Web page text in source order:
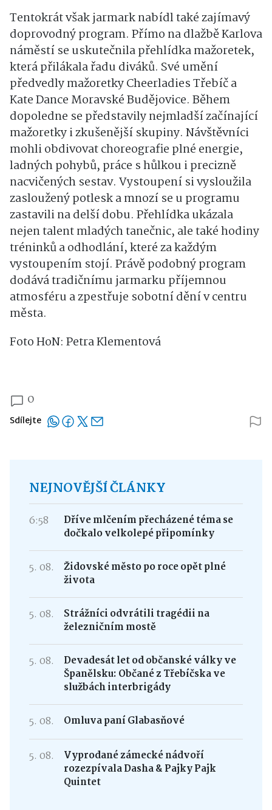
Tentokrát však jarmark nabídl také zajímavý
doprovodný program. Přímo na dlažbě Karlova
náměstí se uskutečnila přehlídka mažoretek,
která přilákala řadu diváků. Své umění
předvedly mažoretky Cheerladies Třebíč a
Kate Dance Moravské Budějovice. Během
dopoledne se představily nejmladší začínající
mažoretky i zkušenější skupiny. Návštěvníci
mohli obdivovat choreografie plné energie,
ladných pohybů, práce s hůlkou i precizně
nacvičených sestav. Vystoupení si vysloužila
zasloužený potlesk a mnozí se u programu
zastavili na delší dobu. Přehlídka ukázala
nejen talent mladých tanečnic, ale také hodiny
tréninků a odhodlání, které za každým
vystoupením stojí. Právě podobný program
dodává tradičnímu jarmarku příjemnou
atmosféru a zpestřuje sobotní dění v centru
města.
Foto HoN: Petra Klementová
0
Sdílejte
NEJNOVĚJŠÍ ČLÁNKY
6:58
Dříve mlčením přecházené téma se
dočkalo velkolepé připomínky
5. 08.
Židovské město po roce opět plné
života
5. 08.
Strážníci odvrátili tragédii na
železničním mostě
5. 08.
Devadesát let od občanské války ve
Španělsku: Občané z Třebíčska ve
službách interbrigády
5. 08. Omluva paní Glabasňové
5. 08.
Vyprodané zámecké nádvoří
rozezpívala Dasha & Pajky Pajk
Quintet